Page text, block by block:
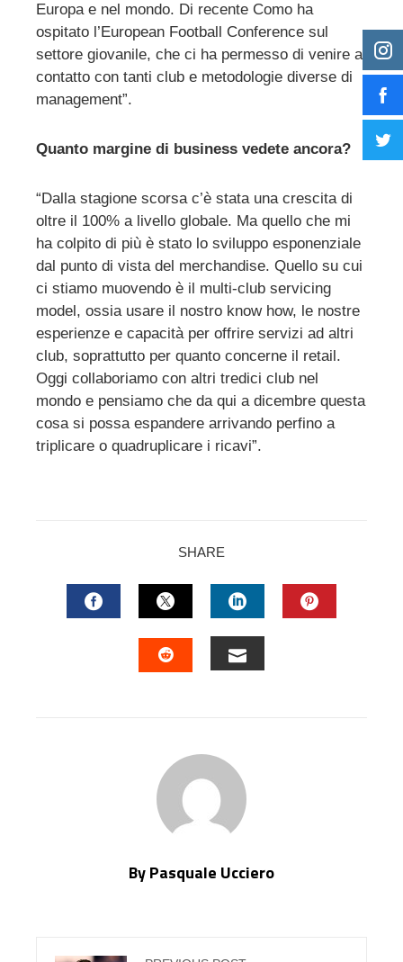
Europa e nel mondo. Di recente Como ha
ospitato l’European Football Conference sul
settore giovanile, che ci ha permesso di venire a
contatto con tanti club e metodologie diverse di
management”.
Quanto margine di business vedete ancora?
“Dalla stagione scorsa c’è stata una crescita di
oltre il 100% a livello globale. Ma quello che mi
ha colpito di più è stato lo sviluppo esponenziale
dal punto di vista del merchandise. Quello su cui
ci stiamo muovendo è il multi-club servicing
model, ossia usare il nostro know how, le nostre
esperienze e capacità per offrire servizi ad altri
club, soprattutto per quanto concerne il retail.
Oggi collaboriamo con altri tredici club nel
mondo e pensiamo che da qui a dicembre questa
cosa si possa espandere arrivando perfino a
triplicare o quadruplicare i ricavi”.
SHARE
FACEBOOKTWITTERLINKEDIN
By Pasquale Ucciero